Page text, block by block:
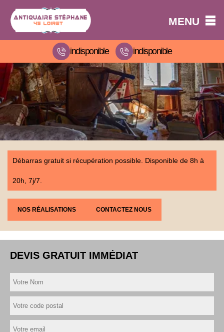
MENU
indisponible indisponible
Débarras gratuit si récupération possible. Disponible de 8h à
20h, 7j/7.
NOS RÉALISATIONS CONTACTEZ NOUS
DEVIS GRATUIT IMMÉDIAT